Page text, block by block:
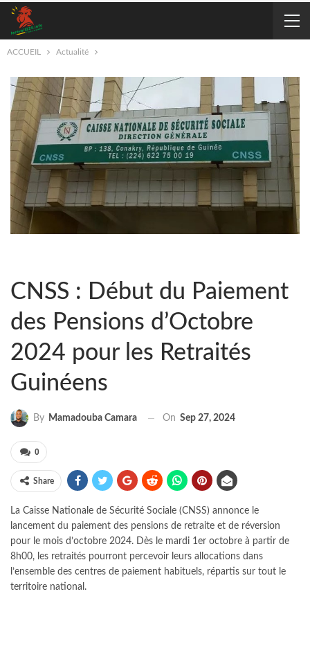
ACCUEIL Actualité
CNSS : Début du Paiement
des Pensions d’Octobre
2024 pour les Retraités
Guinéens
By Mamadouba Camara On Sep 27, 2024
0
Share
La Caisse Nationale de Sécurité Sociale (CNSS) annonce le
lancement du paiement des pensions de retraite et de réversion
pour le mois d’octobre 2024. Dès le mardi 1er octobre à partir de
8h00, les retraités pourront percevoir leurs allocations dans
l’ensemble des centres de paiement habituels, répartis sur tout le
territoire national.